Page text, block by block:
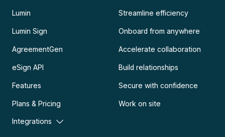
Lumin
Lumin Sign
AgreementGen
eSign API
Features
Plans & Pricing
Integrations
Streamline efficiency
Onboard from anywhere
Accelerate collaboration
Build relationships
Secure with confidence
Work on site